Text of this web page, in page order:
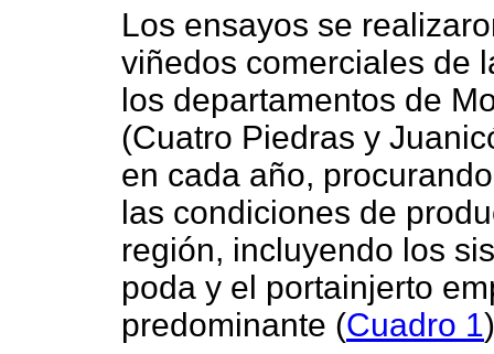
Los ensayos se
viñedos comerciales de
los departamentos de
(Cuatro Piedras y
en cada año,
las condiciones de
región, incluyendo los
poda y el portainjerto
predominante (Cuadro 1